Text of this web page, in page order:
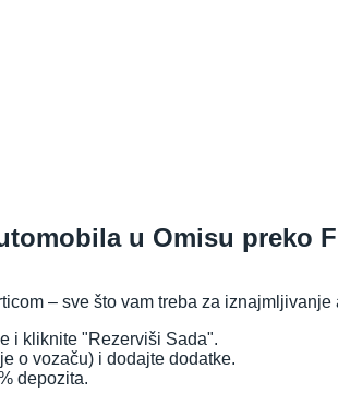
u Omisu preko
– sve što vam treba za
i kliknite "Rezerviši Sada".
o vozaču) i dodajte dodatke.
depozita.